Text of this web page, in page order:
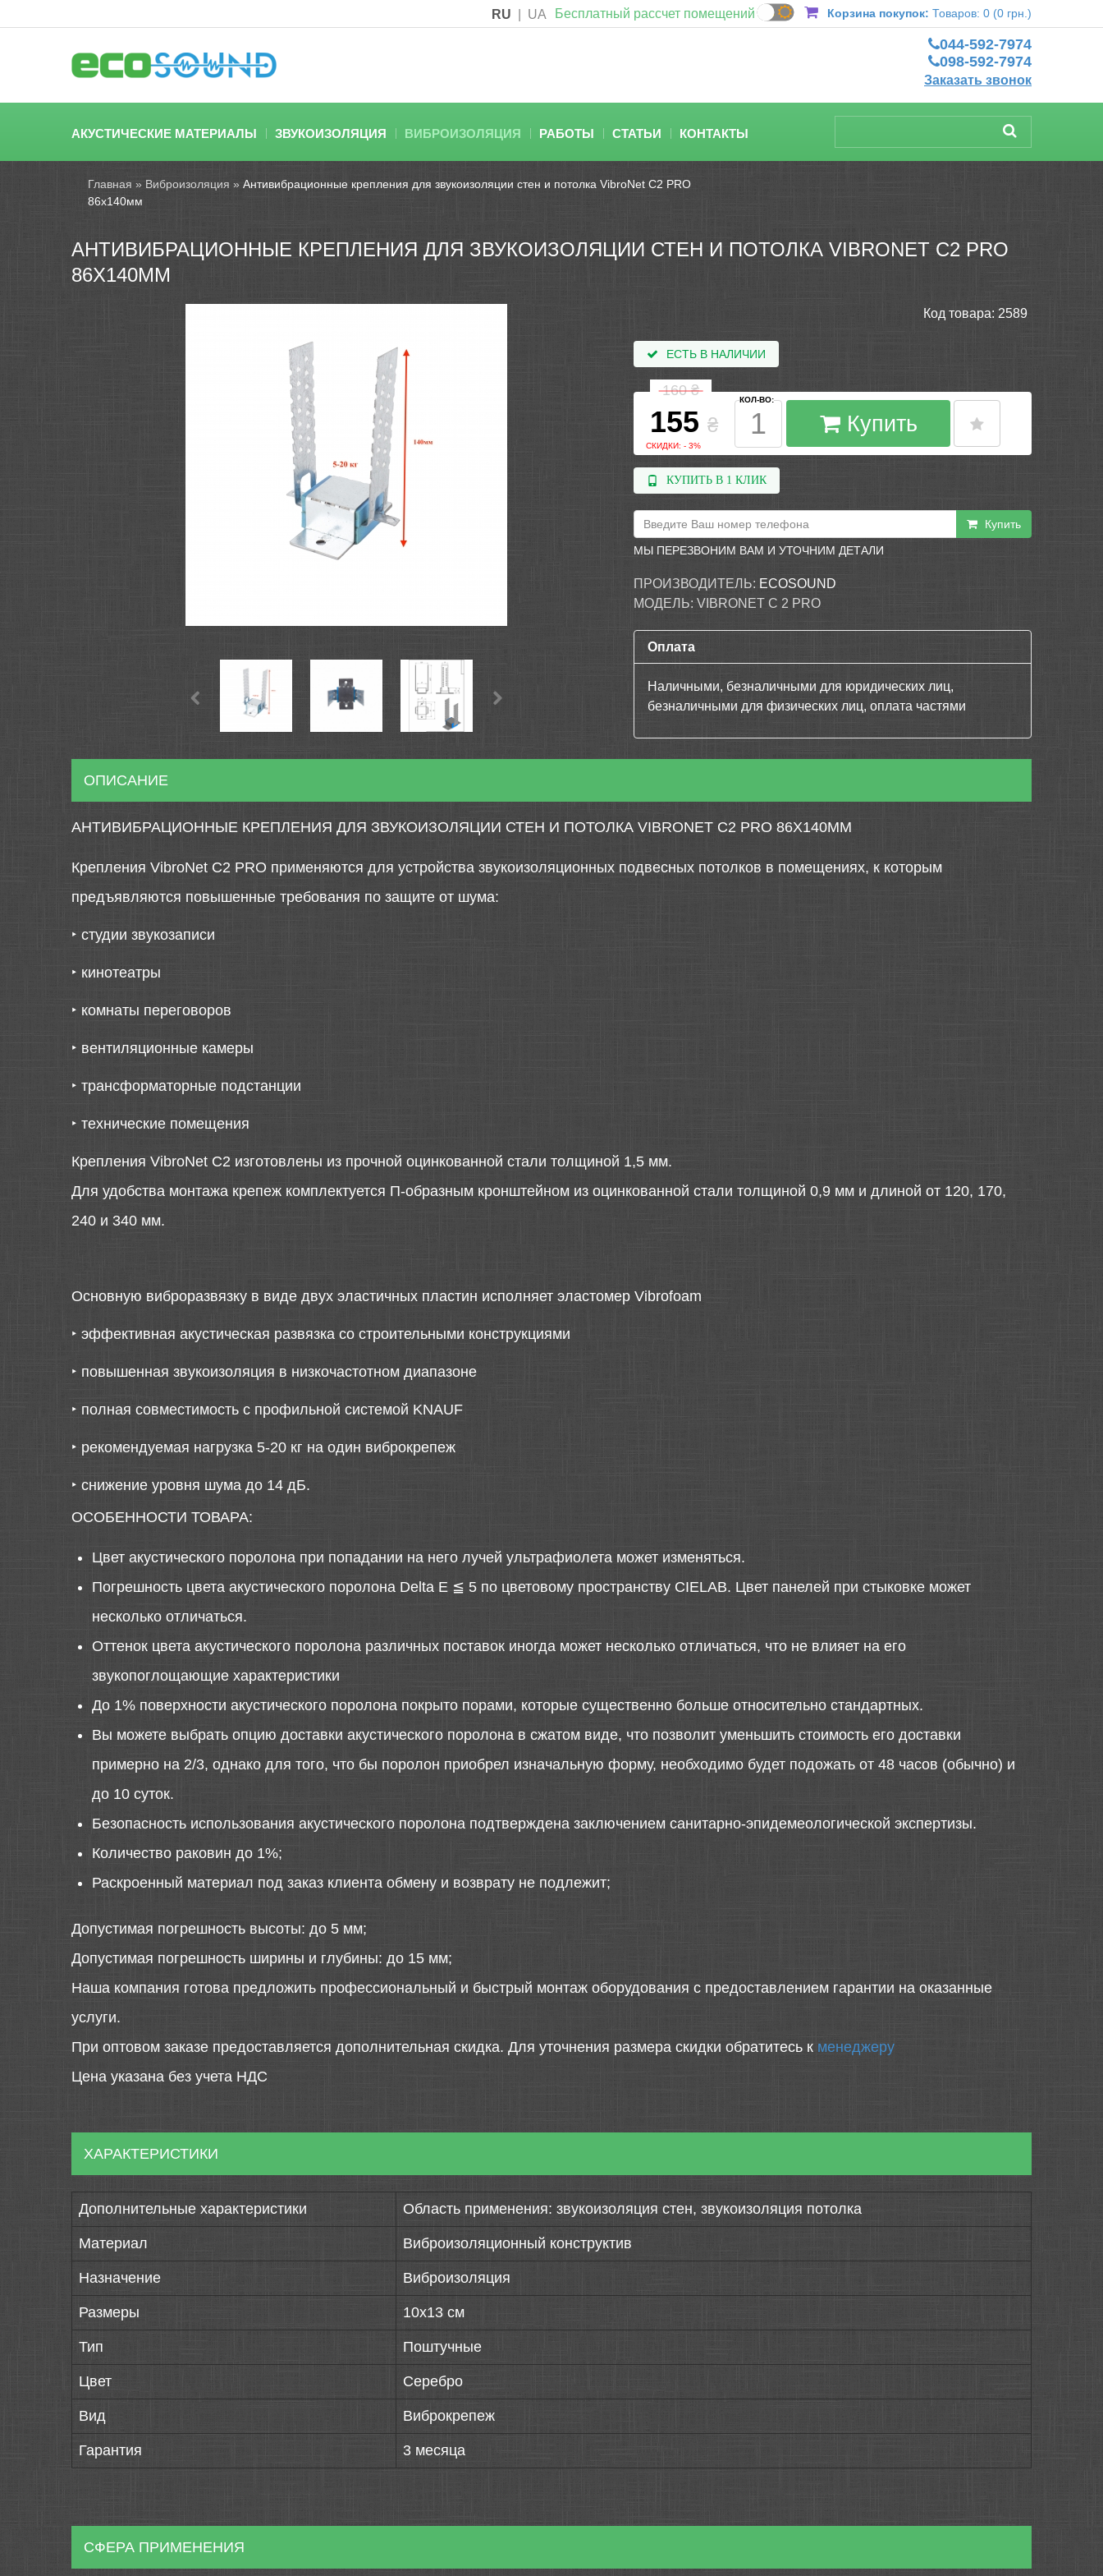
RU UA Бесплатный рассчет помещений Корзина покупок: Товаров: 0 (0 грн.)
044-592-7974
098-592-7974
Заказать звонок
АКУСТИЧЕСКИЕ МАТЕРИАЛЫ ЗВУКОИЗОЛЯЦИЯ ВИБРОИЗОЛЯЦИЯ РАБОТЫ СТАТЬИ КОНТАКТЫ
Главная » Виброизоляция » Антивибрационные крепления для звукоизоляции стен и потолка VibroNet C2 PRO
86x140мм
АНТИВИБРАЦИОННЫЕ КРЕПЛЕНИЯ ДЛЯ ЗВУКОИЗОЛЯЦИИ СТЕН И ПОТОЛКА VIBRONET C2 PRO
86X140ММ
Код товара: 2589
ЕСТЬ В НАЛИЧИИ
160₴
155 ₴
СКИДКИ: - 3%
КОЛ-ВО:
Купить
КУПИТЬ В 1 КЛИК
Купить
МЫ ПЕРЕЗВОНИМ ВАМ И УТОЧНИМ ДЕТАЛИ
ПРОИЗВОДИТЕЛЬ: ECOSOUND
МОДЕЛЬ: VIBRONET C 2 PRO
Оплата
Наличными, безналичными для юридических лиц,
безналичными для физических лиц, оплата частями
ОПИСАНИЕ
АНТИВИБРАЦИОННЫЕ КРЕПЛЕНИЯ ДЛЯ ЗВУКОИЗОЛЯЦИИ СТЕН И ПОТОЛКА VIBRONET C2 PRO 86X140ММ
Крепления VibroNet C2 PRO применяются для устройства звукоизоляционных подвесных потолков в помещениях, к которым
предъявляются повышенные требования по защите от шума:
‣ студии звукозаписи
‣ кинотеатры
‣ комнаты переговоров
‣ вентиляционные камеры
‣ трансформаторные подстанции
‣ технические помещения
Крепления VibroNet C2 изготовлены из прочной оцинкованной стали толщиной 1,5 мм.
Для удобства монтажа крепеж комплектуется П-образным кронштейном из оцинкованной стали толщиной 0,9 мм и длиной от 120, 170,
240 и 340 мм.
Основную виброразвязку в виде двух эластичных пластин исполняет эластомер Vibrofoam
‣ эффективная акустическая развязка со строительными конструкциями
‣ повышенная звукоизоляция в низкочастотном диапазоне
‣ полная совместимость с профильной системой KNAUF
‣ рекомендуемая нагрузка 5-20 кг на один виброкрепеж
‣ снижение уровня шума до 14 дБ.
ОСОБЕННОСТИ ТОВАРА:
Цвет акустического поролона при попадании на него лучей ультрафиолета может изменяться.
Погрешность цвета акустического поролона Delta E ≦ 5 по цветовому пространству CIELAB. Цвет панелей при стыковке может
несколько отличаться.
Оттенок цвета акустического поролона различных поставок иногда может несколько отличаться, что не влияет на его
звукопоглощающие характеристики
До 1% поверхности акустического поролона покрыто порами, которые существенно больше относительно стандартных.
Вы можете выбрать опцию доставки акустического поролона в сжатом виде, что позволит уменьшить стоимость его доставки
примерно на 2/3, однако для того, что бы поролон приобрел изначальную форму, необходимо будет подожать от 48 часов (обычно) и
до 10 суток.
Безопасность использования акустического поролона подтверждена заключением санитарно-эпидемеологической экспертизы.
Количество раковин до 1%;
Раскроенный материал под заказ клиента обмену и возврату не подлежит;
Допустимая погрешность высоты: до 5 мм;
Допустимая погрешность ширины и глубины: до 15 мм;
Наша компания готова предложить профессиональный и быстрый монтаж оборудования с предоставлением гарантии на оказанные
услуги.
При оптовом заказе предоставляется дополнительная скидка. Для уточнения размера скидки обратитесь к менеджеру
Цена указана без учета НДС
ХАРАКТЕРИСТИКИ
Дополнительные характеристики Область применения: звукоизоляция стен, звукоизоляция потолка
Материал Виброизоляционный конструктив
Назначение Виброизоляция
Размеры 10х13 см
Тип Поштучные
Цвет Серебро
Вид Виброкрепеж
Гарантия 3 месяца
СФЕРА ПРИМЕНЕНИЯ